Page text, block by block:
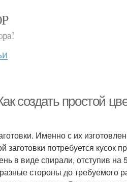
создать простой
Именно с их
потребуется кусок
в виде спирали, отступив на
стороны до требуемого